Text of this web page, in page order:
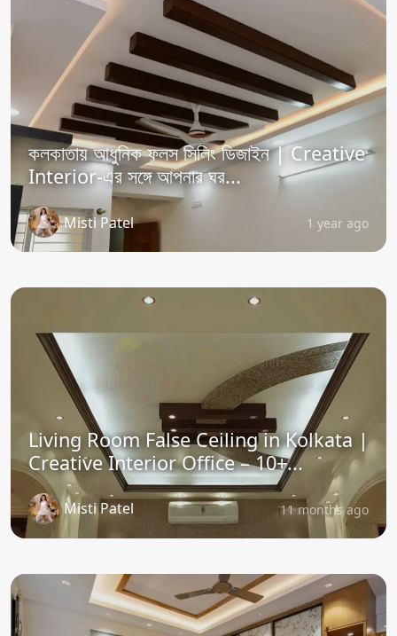
কলকাতায় আধুনিক ফলস সিলিং ডিজাইন | Creative
Interior-এর সঙ্গে আপনার ঘর...
Misti Patel 1 year ago
Living Room False Ceiling in Kolkata |
Creative Interior Office – 10+...
Misti Patel 11 months ago